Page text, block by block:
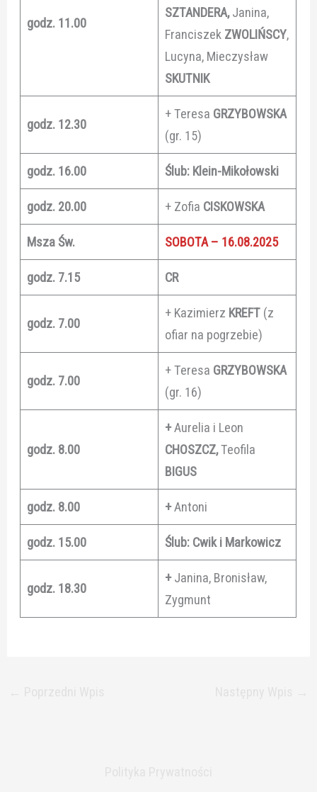
godz. 11.00
SZTANDERA,Janina,
Franciszek ZWOLIŃSCY,
Lucyna, Mieczysław
SKUTNIK
godz. 12.30
+ Teresa GRZYBOWSKA
(gr. 15)
godz. 16.00 Ślub: Klein-Mikołowski
godz. 20.00 + Zofia CISKOWSKA
Msza Św. SOBOTA – 16.08.2025
godz. 7.15 CR
godz. 7.00
+ Kazimierz KREFT (z
ofiar na pogrzebie)
godz. 7.00
+ Teresa GRZYBOWSKA
(gr. 16)
godz. 8.00
+Aurelia i Leon
CHOSZCZ,Teofila
BIGUS
godz. 8.00 +Antoni
godz. 15.00 Ślub: Cwik i Markowicz
godz. 18.30
+Janina, Bronisław,
Zygmunt